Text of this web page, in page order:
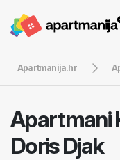
Apartmanija.hr
Apartmani
Doris Djak